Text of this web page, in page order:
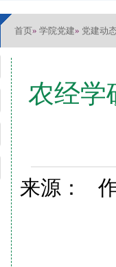
首页» 学院党建» 党建动
农经学
来源：